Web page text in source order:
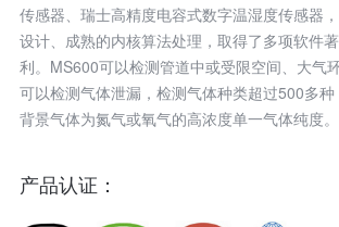
传感器、瑞士高精度电容式数字温湿度传感器
设计、成熟的内核算法处理，取得了多项软件
利。MS600可以检测管道中或受限空间、大气
可以检测气体泄漏，检测气体种类超过500多
背景气体为氮气或氧气的高浓度单一气体纯度。
产品认证：